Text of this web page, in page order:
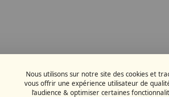
Nous utilisons sur notre site des cookies et
vous offrir une expérience utilisateur de
l’audience & optimiser certaines